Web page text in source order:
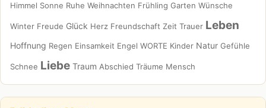
Himmel Sonne Ruhe Weihnachten Frühling Garten Wünsche
Winter Freude Glück Herz Freundschaft Zeit Trauer Leben
Hoffnung Regen Einsamkeit Engel WORTE Kinder Natur Gefühle
Schnee Liebe Traum Abschied Träume Mensch